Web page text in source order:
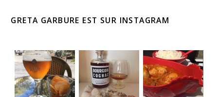
GRETA GARBURE EST SUR INSTAGRAM